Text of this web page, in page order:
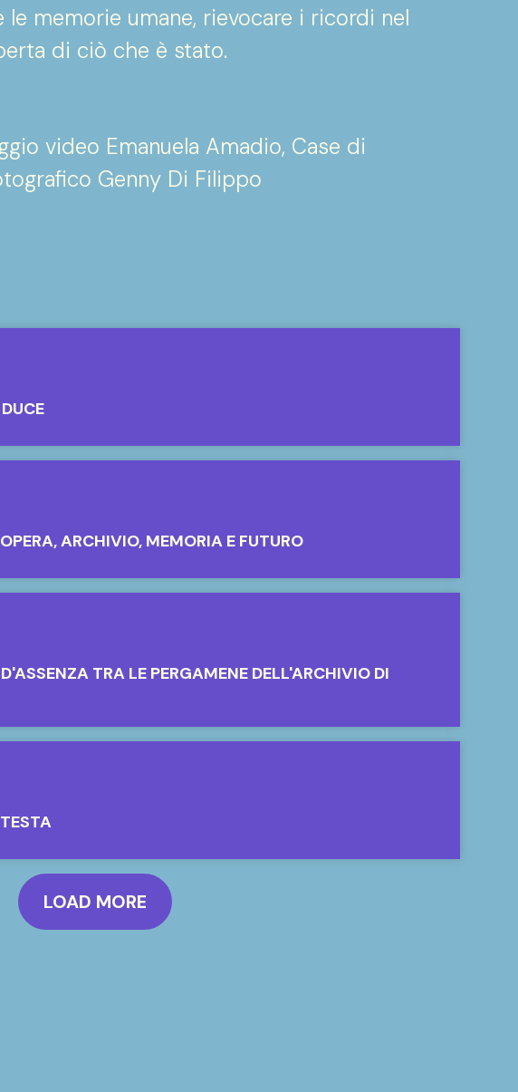
memorie umane, rievocare i ricordi nel
di ciò che è stato.
video Emanuela Amadio, Case di
Genny Di Filippo
ARCHIVIO, MEMORIA E FUTURO
TRA LE PERGAMENE DELL'ARCHIVIO DI
LOAD MORE